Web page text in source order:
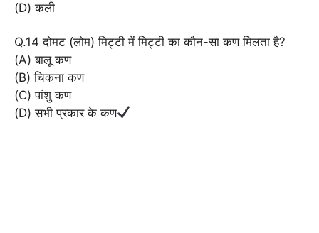
(D) कली
Q.14 दोमट (लोम) मिट्टी में मिट्टी का कौन-सा कण मिलता है?
(A) बालू कण
(B) चिकना कण
(C) पांशु कण
(D) सभी प्रकार के कण